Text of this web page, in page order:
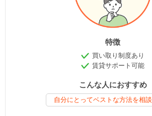
特徴
買い取り制度あり
賃貸サポート可能
こんな人におすすめ
自分にとってベストな方法を相